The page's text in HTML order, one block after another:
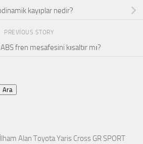
kayıplar nedir?
PREVIOUS STORY
fren mesafesini kısaltır mı?
Ara
Alan Toyota Yaris Cross GR SPORT